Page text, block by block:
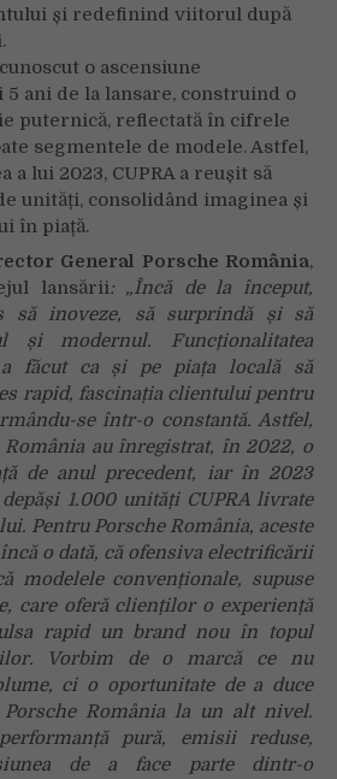
și redefinind viitorul după
o ascensiune
ani de la lansare, construind o
puternică, reflectată în cifrele
segmentele de modele. Astfel,
a lui 2023, CUPRA a reușit să
unități, consolidând imaginea și
în piață.
General Porsche România,
lansării: „Încă de la început,
să inoveze, să surprindă și să
și modernul. Funcționalitatea
a făcut ca și pe piața locală să
rapid, fascinația clientului pentru
se într-o constantă. Astfel,
România au înregistrat, în 2022, o
de anul precedent, iar în 2023
1.000 unități CUPRA livrate
Pentru Porsche România, aceste
o dată, că ofensiva electrificării
modelele convenționale, supuse
care oferă clienților o experiență
rapid un brand nou în topul
Vorbim de o marcă ce nu
ci o oportunitate de a duce
România la un alt nivel.
pură, emisii reduse,
de a face parte dintr-o